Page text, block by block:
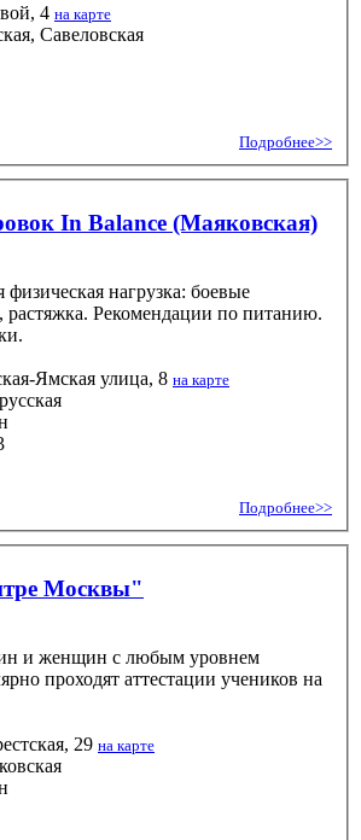
4 на карте
Савеловская
Подробнее>>
In Balance (Маяковская)
нагрузка: боевые
растяжка. Рекомендации по питанию.
Ямская улица, 8 на карте
Подробнее>>
Москвы"
и женщин с любым уровнем
проходят аттестации учеников на
29 на карте